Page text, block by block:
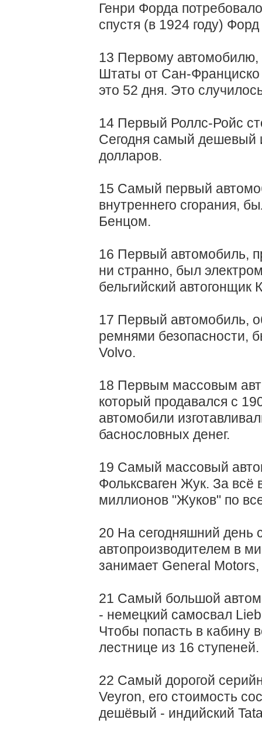
Генри Форда
спустя (в 1924 году)
13 Первому
Штаты от Сан-
это 52 дня. Это
14 Первый Роллс-Ройс
Сегодня самый дешевый
долларов.
15 Самый первый
внутреннего сгорания,
Бенцом.
16 Первый автомобиль,
ни странно, был
бельгийский
17 Первый автомобиль,
ремнями безопасности,
Volvo.
18 Первым массовым
который продавался с
автомобили
баснословных денег.
19 Самый массовый
Фольксваген Жук. За
миллионов "Жуков" по
20 На сегодняшний
автопроизводителем в
занимает General
21 Самый большой
- немецкий самосвал
Чтобы попасть в кабину
лестнице из 16 ступеней.
22 Самый дорогой
Veyron, его стоимость
дешёвый - индийский